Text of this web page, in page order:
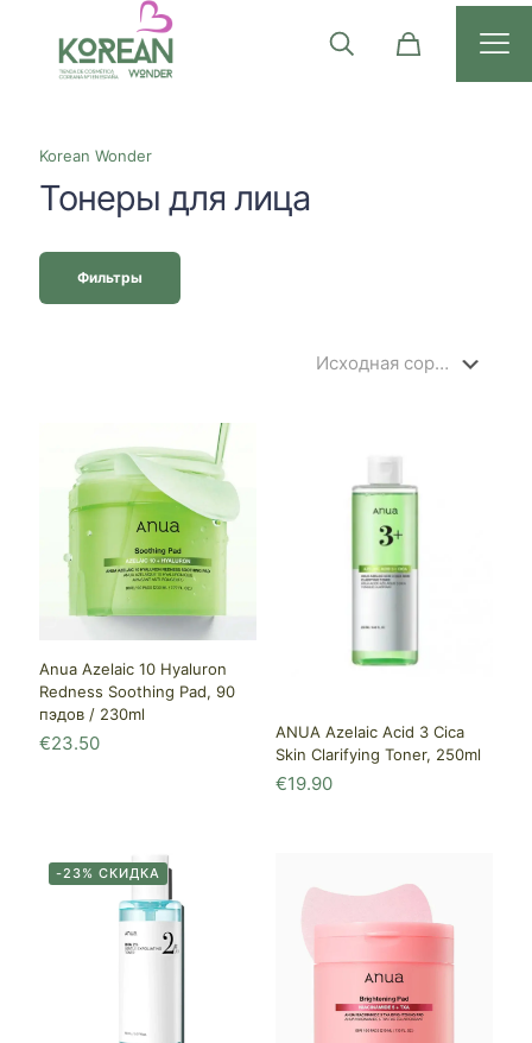
Korean Wonder
Тонеры для лица
Фильтры
Anua Azelaic 10 Hyaluron
Redness Soothing Pad, 90
пэдов / 230ml
€23.50
ANUA Azelaic Acid 3 Cica
Skin Clarifying Toner, 250ml
€19.90
-23% СКИДКА